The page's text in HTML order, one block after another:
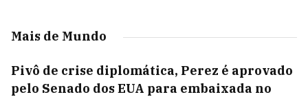
Mais de Mundo
Pivô de crise diplomática, Perez é aprovado
pelo Senado dos EUA para embaixada no